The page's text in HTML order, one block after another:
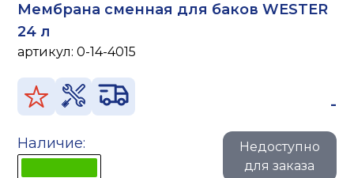
Мембрана сменная для баков WESTER
24 л
артикул:0-14-4015
-
Наличие:
Недоступно
для заказа